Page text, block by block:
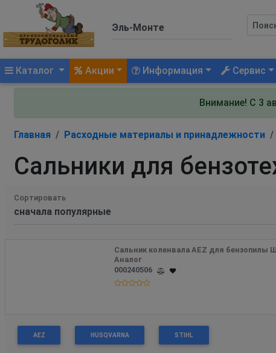
Каталог (current)Акции Информация Сервис
Внимание! С 3
Главная Расходные материалы и принадлежности
Сальники для
Сортировать
Сальник коленвала AEZ для бензопилы
Аналог
000240506
AEZ HUSQVARNA STIHL